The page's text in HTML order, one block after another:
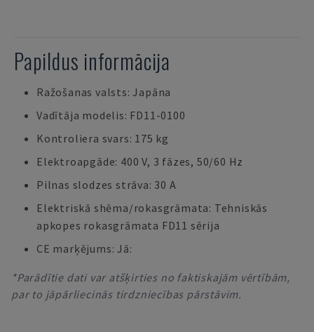
Papildus informācija
Ražošanas valsts: Japāna
Vadītāja modelis: FD11-0100
Kontroliera svars: 175 kg
Elektroapgāde: 400 V, 3 fāzes, 50/60 Hz
Pilnas slodzes strāva: 30 A
Elektriskā shēma/rokasgrāmata: Tehniskās
apkopes rokasgrāmata FD11 sērija
CE marķējums: Jā:
*Parādītie dati var atšķirties no faktiskajām vērtībām,
par to jāpārliecinās tirdzniecības pārstāvim.